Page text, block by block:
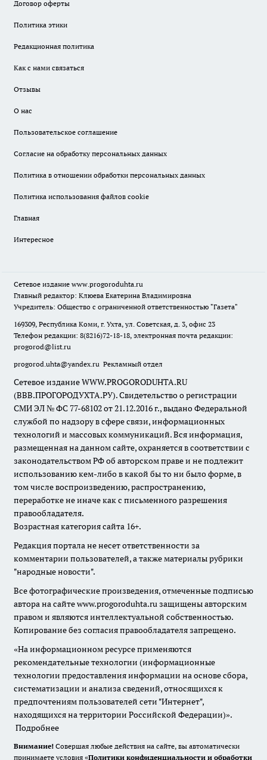
Договор оферты
Политика этики
Редакционная политика
Как с нами связаться
Отзывы
О нас
Пользовательское соглашение
Согласие на обработку персональных данных
Политика в отношении обработки персональных данных
Политика использования файлов cookie
Главная
Интересное
Сетевое издание www.progoroduhta.ru
Главный редактор: Клюева Екатерина Владимировна
Учредитель: Общество с ограниченной ответственностью "Газета"
169309, Республика Коми, г. Ухта, ул. Советская, д. 3, офис 23
Телефон редакции: 8(8216)72-18-18, электронная почта редакции:
progorod@list.ru
progorod.uhta@yandex.ru Рекламный отдел
Сетевое издание WWW.PROGORODUHTA.RU
(ВВВ.ПРОГОРОДУХТА.РУ). Свидетельство о регистрации
СМИ ЭЛ № ФС 77-68102 от 21.12.2016 г., выдано Федеральной
службой по надзору в сфере связи, информационных
технологий и массовых коммуникаций. Вся информация,
размещенная на данном сайте, охраняется в соответствии с
законодательством РФ об авторском праве и не подлежит
использованию кем-либо в какой бы то ни было форме, в
том числе воспроизведению, распространению,
переработке не иначе как с письменного разрешения
правообладателя.
Возрастная категория сайта 16+.
Редакция портала не несет ответственности за
комментарии пользователей, а также материалы рубрики
"народные новости".
Все фотографические произведения, отмеченные подписью
автора на сайте www.progoroduhta.ru защищены авторским
правом и являются интеллектуальной собственностью.
Копирование без согласия правообладателя запрещено.
«На информационном ресурсе применяются
рекомендательные технологии (информационные
технологии предоставления информации на основе сбора,
систематизации и анализа сведений, относящихся к
предпочтениям пользователей сети "Интернет",
находящихся на территории Российской Федерации)».
Подробнее
Внимание! Совершая любые действия на сайте, вы автоматически
принимаете условия «Политики конфиденциальности и обработки